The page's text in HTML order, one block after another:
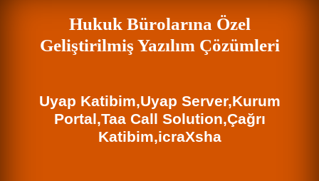
Hukuk Bürolarına Özel
Geliştirilmiş Yazılım Çözümleri
Uyap Katibim,Uyap Server,Kurum
Portal,Taa Call Solution,Çağrı
Katibim,icraXsha